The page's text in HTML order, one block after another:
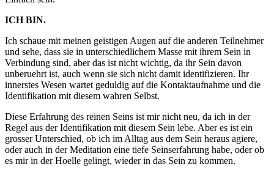
ICH BIN.
Ich schaue mit meinen geistigen Augen auf die anderen Teilnehmer
und sehe, dass sie in unterschiedlichem Masse mit ihrem Sein in
Verbindung sind, aber das ist nicht wichtig, da ihr Sein davon
unberuehrt ist, auch wenn sie sich nicht damit identifizieren. Ihr
innerstes Wesen wartet geduldig auf die Kontaktaufnahme und die
Identifikation mit diesem wahren Selbst.
Diese Erfahrung des reinen Seins ist mir nicht neu, da ich in der
Regel aus der Identifikation mit diesem Sein lebe. Aber es ist ein
grosser Unterschied, ob ich im Alltag aus dem Sein heraus agiere,
oder auch in der Meditation eine tiefe Seinserfahrung habe, oder ob
es mir in der Hoelle gelingt, wieder in das Sein zu kommen.